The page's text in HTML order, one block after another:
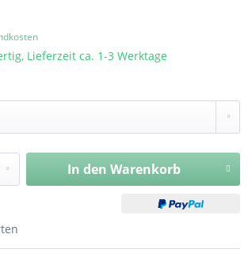
Lieferzeit ca. 1-3 Werktage
In den Warenkorb